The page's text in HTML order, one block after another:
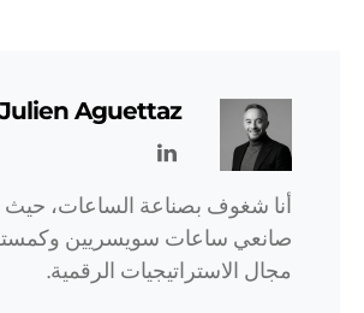
Julien Aguettaz
أنا شغوف بصناعة الساعات،
صانعي ساعات سويسريين
مجال الاستراتيجيات الرقمية.